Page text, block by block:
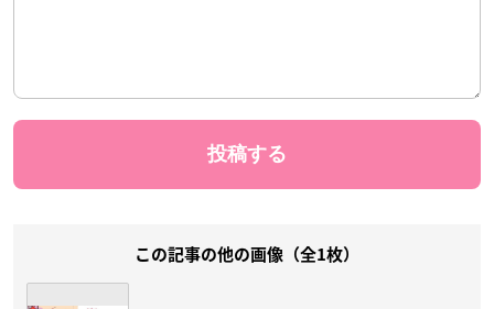
この記事の他の画像（全1枚）